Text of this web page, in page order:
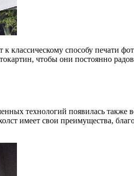
классическому способу печати
чтобы они постоянно
технологий появилась
имеет свои преимущества,